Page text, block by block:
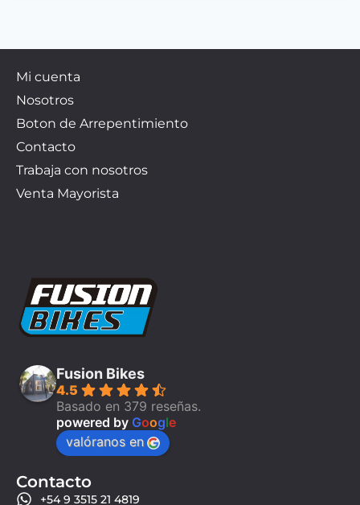
Mi cuenta
Nosotros
Boton de Arrepentimiento
Contacto
Trabaja con nosotros
Venta Mayorista
Fusion Bikes
4.5
Basado en 379 reseñas.
powered by Google
valóranos en
Contacto
+54 9 3515 21 4819